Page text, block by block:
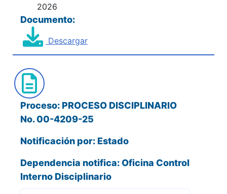
2026
Documento:
Descargar
Proceso: PROCESO DISCIPLINARIO
No. 00-4209-25
Notificación por: Estado
Dependencia notifica: Oficina Control
Interno Disciplinario